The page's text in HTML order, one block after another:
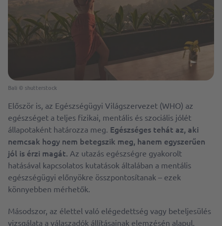
Bali © shutterstock
Először is, az Egészségügyi Világszervezet (WHO) az
egészséget a teljes fizikai, mentális és szociális jólét
állapotaként határozza meg. Egészséges tehát az, aki
nemcsak hogy nem betegszik meg, hanem egyszerűen
jól is érzi magát. Az utazás egészségre gyakorolt
hatásával kapcsolatos kutatások általában a mentális
egészségügyi előnyökre összpontosítanak – ezek
könnyebben mérhetők.
Másodszor, az élettel való elégedettség vagy beteljesülés
vizsgálata a válaszadók állításainak elemzésén alapul.